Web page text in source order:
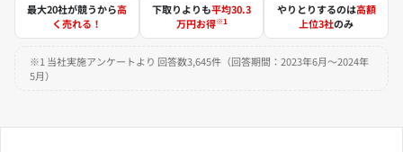
最大20社が競うから高
く売れる！
下取りよりも平均30.3
万円お得※1
やりとりするのは高額
上位3社のみ
※1 当社実施アンケートより 回答数3,645件（回答期間：2023年6月～2024年
5月）